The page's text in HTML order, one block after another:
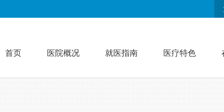
首页 医院概况 就医指南 医疗特色